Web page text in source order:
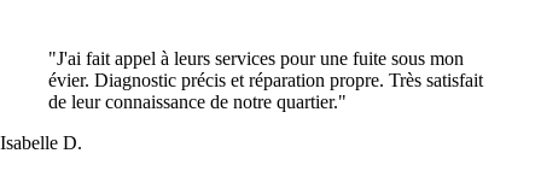
"J'ai fait appel à leurs services pour une fuite sous mon
évier. Diagnostic précis et réparation propre. Très satisfait
de leur connaissance de notre quartier."
Isabelle D.